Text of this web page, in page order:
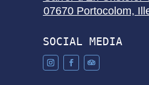
07670 Portocolom,
SOCIAL MEDIA